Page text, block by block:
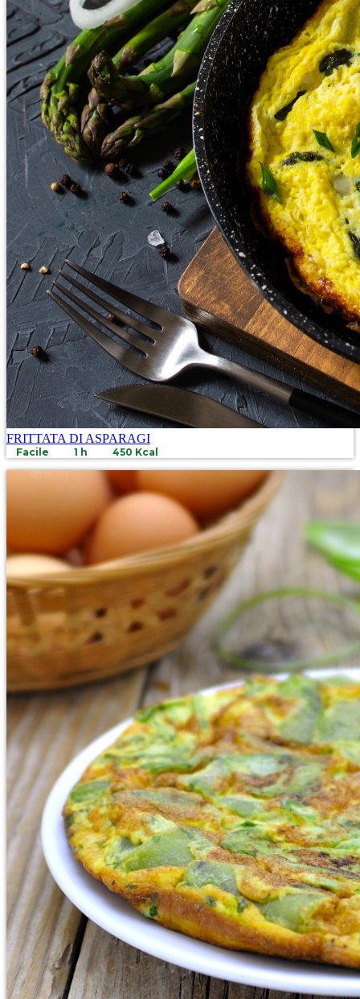
FRITTATA DI ASPARAGI
Facile 1 h 450 Kcal